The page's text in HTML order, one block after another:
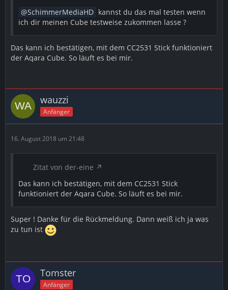
SchimmerMediaHD kannst du das mal testen wenn
ich dir meinen Cube testweise zukommen lasse ?
Das kann ich bestätigen, mit dem CC2531 Stick funktioniert
der Aqara Cube. So läuft es bei mir.
wauzzi
Anfänger
16. August 2018 um 21:48
Zitat von der-eine
Das kann ich bestätigen, mit dem CC2531 Stick
funktioniert der Aqara Cube. So läuft es bei mir.
Super ! Danke für die Rückmeldung. Dann weiß ich ja was
zu tun ist
Tomster
Anfänger